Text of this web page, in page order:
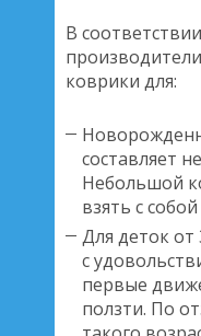
В
коврики для:
составляет
Небольшой
взять с
Для деток
с
первые
ползти. По